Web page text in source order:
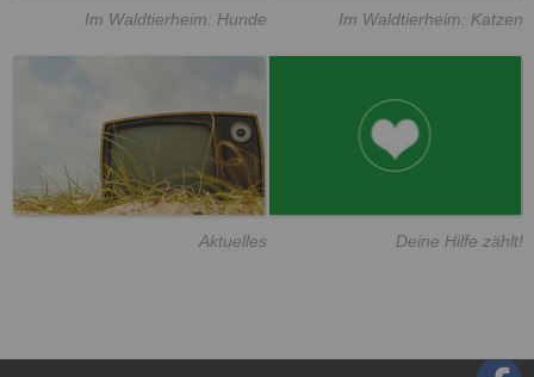
Im Waldtierheim: Hunde Im Waldtierheim: Katzen
Aktuelles Deine Hilfe zählt!